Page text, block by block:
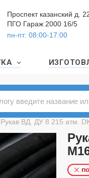
Проспект казанский д.
ПГО Гараж 2000 16/5
пн-пт: 08:00-17:00
Рукав ВД. ДУ 8 215 атм.